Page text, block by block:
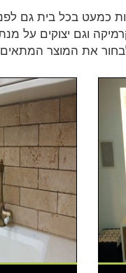
כמעט בכל בית גם
וגם יצוקים
לבחור את המוצר